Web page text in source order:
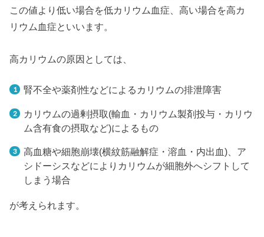
この値より低い場合を低カリウム血症、高い場合を高カ
リウム血症といいます。
高カリウムの原因としては、
腎不全や薬剤性などによるカリウムの排泄障害
カリウムの過剰摂取(輸血・カリウム製剤投与・カリウ
ム含有食の摂取など)によるもの
高血糖や細胞崩壊(横紋筋融解症・溶血・内出血)、ア
シドーシスなどによりカリウムが細胞外へシフトして
しまう場合
が考えられます。